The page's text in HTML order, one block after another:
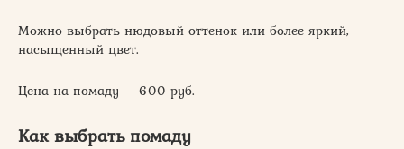
Можно выбрать нюдовый оттенок или более яркий,
насыщенный цвет.
Цена на помаду – 600 руб.
Как выбрать помаду